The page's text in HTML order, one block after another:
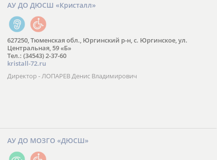
АУ ДО ДЮСШ «Кристалл»
627250, Тюменская обл., Юргинский р-н, с. Юргинское, ул.
Центральная, 59 «Б»
Тел.: (34543) 2-37-60
kristall-72.ru
Директор - ЛОПАРЕВ Денис Владимирович
АУ ДО МОЗГО «ДЮСШ»